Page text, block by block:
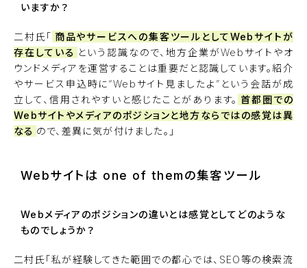
いますか？
二村氏「 商品やサービスへの集客ツールとしてWebサイトが
存在している という認識なので、地方企業がWebサイトやオ
ウンドメディアを運営することは重要だと認識しています。紹介
やサービス申込時に“Webサイト見ましたよ”という会話が成
立して、信用されやすいと感じたことがあります。 首都圏での
Webサイトやメディアのポジションと地方ならではの感覚は異
なる ので、差異に気が付けました。」
Webサイトは one of themの集客ツール
Webメディアのポジションの違いとは感覚としてどのような
ものでしょうか？
二村氏「私が経験してきた範囲での都心では、SEO等の検索流